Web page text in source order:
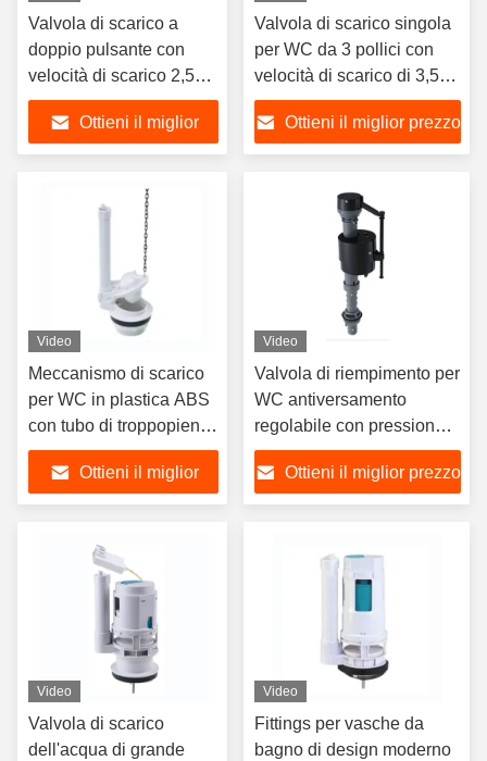
Valvola di scarico a
doppio pulsante con
velocità di scarico 2,5
L/s e altezza regolabile
per cassetta del WC
Ottieni il miglior
Valvola di scarico singola
per WC da 3 pollici con
velocità di scarico di 3,5
L/s e capacità regolabile
Ottieni il miglior prezzo
Video
Meccanismo di scarico
per WC in plastica ABS
con tubo di troppopieno
regolabile e scarico
singoloOttieni il miglior
Video
Valvola di riempimento per
WC antiversamento
regolabile con pressione
dell'acqua da 0,3 bar a 16
bar per WC in stile
americano
Ottieni il miglior prezzo
Video
Valvola di scarico
dell'acqua di grande
Video
Fittings per vasche da
bagno di design moderno